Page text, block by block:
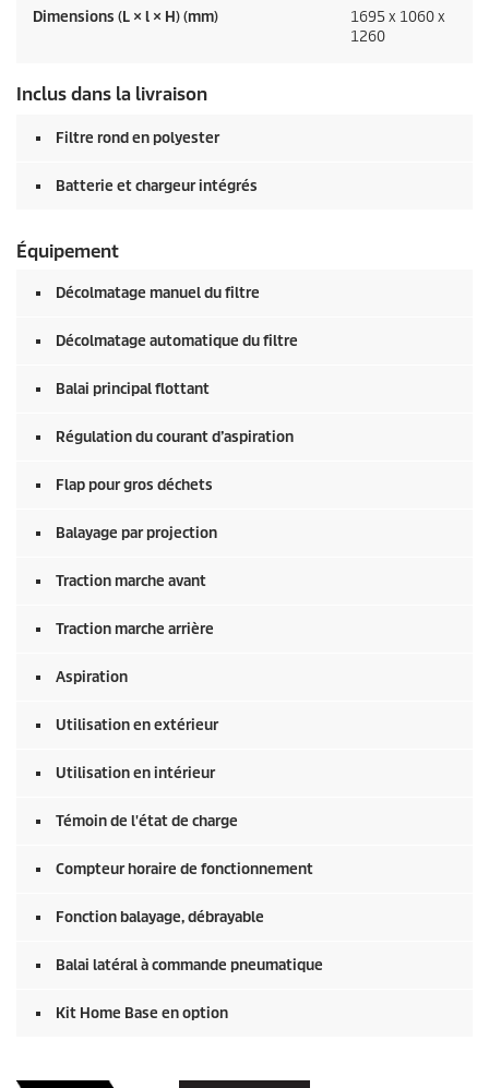
Dimensions (L × l × H) (mm)
1695 x 1060 x
1260
Inclus dans la livraison
Filtre rond en polyester
Batterie et chargeur intégrés
Équipement
Décolmatage manuel du filtre
Décolmatage automatique du filtre
Balai principal flottant
Régulation du courant d’aspiration
Flap pour gros déchets
Balayage par projection
Traction marche avant
Traction marche arrière
Aspiration
Utilisation en extérieur
Utilisation en intérieur
Témoin de l'état de charge
Compteur horaire de fonctionnement
Fonction balayage, débrayable
Balai latéral à commande pneumatique
Kit Home Base en option